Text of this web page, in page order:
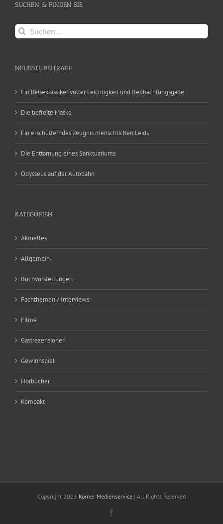
SUCHEN & FINDEN SIE
Suche
nach:
NEUESTE BEITRÄGE
Ein Reiseklassiker voller Leichtigkeit und Beobachtungsgabe
Die befreite Maske
Ein erschütterndes Zeugnis menschlichen Leids
Die Enttarnung eines Sanktuariums
Odysseus auf der Autobahn
KATEGORIEN
Aktuelles
Allgemein
Buchvorstellungen
Fachthemen / Interviews
Filme
Gastrezensionen
Gewinnspiel
Hörbücher
Kompakt
Copyright 2023 Körner Medienservice | All Rights Reserved